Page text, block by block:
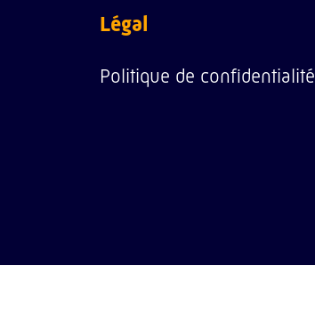
Légal
Politique de confidentialité